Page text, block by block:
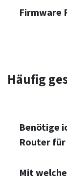
Firmware
Häufig
Benötige
Router für
Mit